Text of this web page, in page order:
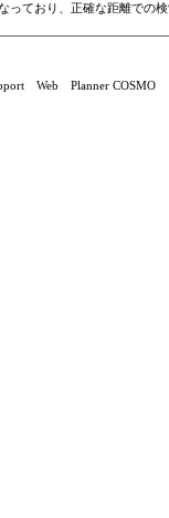
っており、正確な距離での
Web Planner COSMO